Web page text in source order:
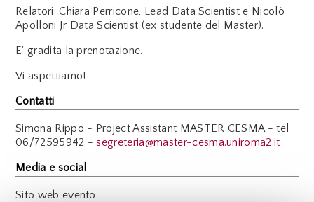
Relatori: Chiara Perricone, Lead Data Scientist e Nicolò
Apolloni Jr Data Scientist (ex studente del Master).
E' gradita la prenotazione.
Vi aspettiamo!
Contatti
Simona Rippo - Project Assistant MASTER CESMA - tel
06/72595942 -segreteria@master-cesma.uniroma2.it
Media e social
Sito web evento